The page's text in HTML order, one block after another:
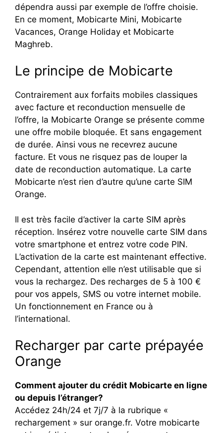
dépendra aussi par exemple de l’offre choisie.
En ce moment, Mobicarte Mini, Mobicarte
Vacances, Orange Holiday et Mobicarte
Maghreb.
Le principe de Mobicarte
Contrairement aux forfaits mobiles classiques
avec facture et reconduction mensuelle de
l’offre, la Mobicarte Orange se présente comme
une offre mobile bloquée. Et sans engagement
de durée. Ainsi vous ne recevrez aucune
facture. Et vous ne risquez pas de louper la
date de reconduction automatique. La carte
Mobicarte n’est rien d’autre qu’une carte SIM
Orange.
Il est très facile d’activer la carte SIM après
réception. Insérez votre nouvelle carte SIM dans
votre smartphone et entrez votre code PIN.
L’activation de la carte est maintenant effective.
Cependant, attention elle n’est utilisable que si
vous la rechargez. Des recharges de 5 à 100 €
pour vos appels, SMS ou votre internet mobile.
Un fonctionnement en France ou à
l’international.
Recharger par carte prépayée
Orange
Comment ajouter du crédit Mobicarte en ligne
ou depuis l’étranger?
Accédez 24h/24 et 7j/7 à la rubrique «
rechargement » sur orange.fr. Votre mobicarte